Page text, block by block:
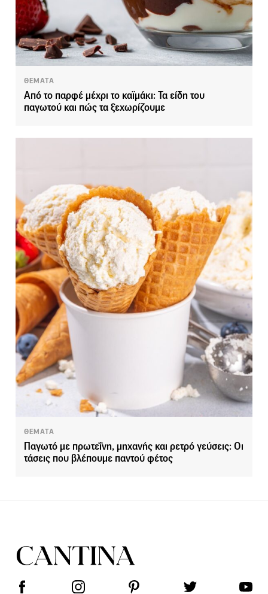
ΘΕΜΑΤΑ
Από το παρφέ μέχρι το καϊμάκι: Τα είδη του
παγωτού και πώς τα ξεχωρίζουμε
ΘΕΜΑΤΑ
Παγωτό με πρωτεΐνη, μηχανής και ρετρό γεύσεις: Οι
τάσεις που βλέπουμε παντού φέτος